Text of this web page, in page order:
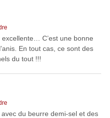
excellente… C’est une bonne
En tout cas, ce sont des
du tout !!!
avec du beurre demi-sel et des